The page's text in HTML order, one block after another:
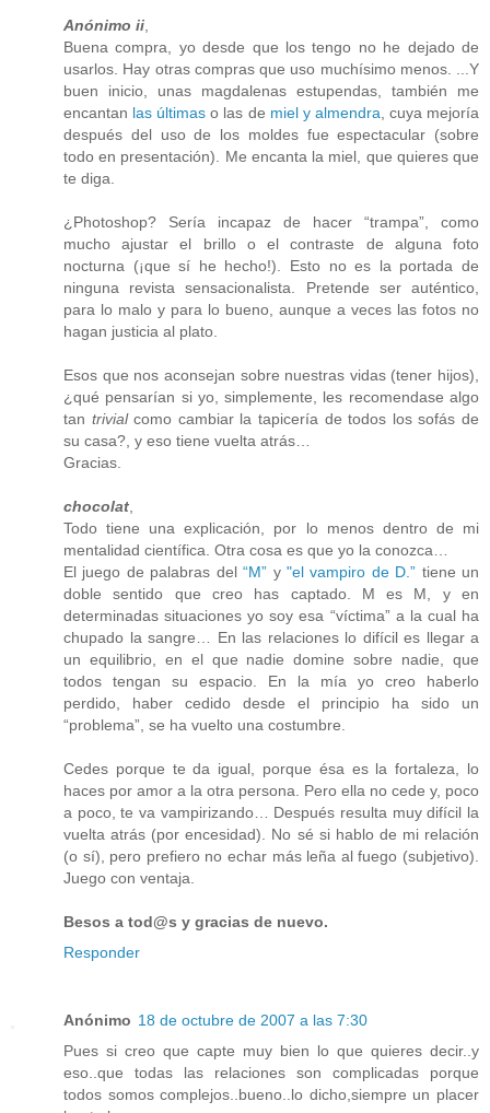
Anónimo ii,
Buena compra, yo desde que los tengo no he dejado de
usarlos. Hay otras compras que uso muchísimo menos. ...Y
buen inicio, unas magdalenas estupendas, también me
encantan las últimas o las de miel y almendra, cuya mejoría
después del uso de los moldes fue espectacular (sobre
todo en presentación). Me encanta la miel, que quieres que
te diga.
¿Photoshop? Sería incapaz de hacer “trampa”, como
mucho ajustar el brillo o el contraste de alguna foto
nocturna (¡que sí he hecho!). Esto no es la portada de
ninguna revista sensacionalista. Pretende ser auténtico,
para lo malo y para lo bueno, aunque a veces las fotos no
hagan justicia al plato.
Esos que nos aconsejan sobre nuestras vidas (tener hijos),
¿qué pensarían si yo, simplemente, les recomendase algo
tan trivialcomo cambiar la tapicería de todos los sofás de
su casa?, y eso tiene vuelta atrás…
Gracias.
chocolat,
Todo tiene una explicación, por lo menos dentro de mi
mentalidad científica. Otra cosa es que yo la conozca…
El juego de palabras del“M” y "el vampiro de D.” tiene un
doble sentido que creo has captado. M es M, y en
determinadas situaciones yo soy esa “víctima” a la cual ha
chupado la sangre… En las relaciones lo difícil es llegar a
un equilibrio, en el que nadie domine sobre nadie, que
todos tengan su espacio. En la mía yo creo haberlo
perdido, haber cedido desde el principio ha sido un
“problema”, se ha vuelto una costumbre.
Cedes porque te da igual, porque ésa es la fortaleza, lo
haces por amor a la otra persona. Pero ella no cede y, poco
a poco, te va vampirizando… Después resulta muy difícil la
vuelta atrás (por encesidad). No sé si hablo de mi relación
(o sí), pero prefiero no echar más leña al fuego (subjetivo).
Juego con ventaja.
Besos a tod@s y gracias de nuevo.
Responder
Anónimo 18 de octubre de 2007 a las 7:30
Pues si creo que capte muy bien lo que quieres decir..y
eso..que todas las relaciones son complicadas porque
todos somos complejos..bueno..lo dicho,siempre un placer